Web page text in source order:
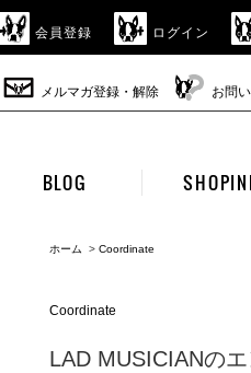
会員登録 ログイン
メルマガ登録・解除 お問
BLOG
ホーム > Coordinate
Coordinate
LAD MUSICIANの